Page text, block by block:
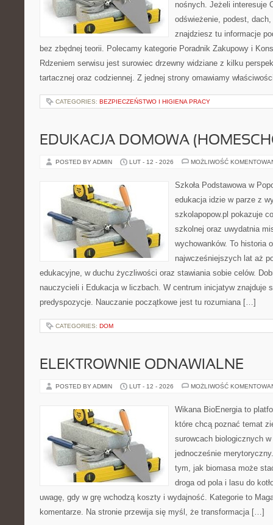
nośnych. Jeżeli interesuje
odświeżenie, podest,
znajdziesz tu informacje
bez zbędnej teorii. Polecamy kategorie Poradnik Zakupowy i
Rdzeniem serwisu jest surowiec drzewny widziane z kilku
tartacznej oraz codziennej. Z jednej strony omawiamy
CATEGORIES: BEZPIECZEŃSTWO I HIGIENA PRACY
EDUKACJA DOMOWA
POSTED BY ADMIN LUT - 12 - 2026 MOŻLIWOŚĆ
Szkoła Podstawowa w
edukacja idzie w parze z
szkolapopow.pl pokazuje
szkolnej oraz uwydatnia
wychowanków. To historia
najwcześniejszych lat aż
edukacyjne, w duchu życzliwości oraz stawiania sobie celów.
nauczycieli i Edukacja w liczbach. W centrum inicjatyw znajduje
predyspozycje. Nauczanie początkowe jest tu rozumiana […]
CATEGORIES: DOM
ELEKTROWNIE ODNAWIALNE
POSTED BY ADMIN LUT - 12 - 2026 MOŻLIWOŚĆ
Wikana BioEnergia to
które chcą poznać temat
surowcach biologicznych
jednocześnie
tym, jak biomasa może
droga od pola i lasu do
uwagę, gdy w grę wchodzą koszty i wydajność. Kategorie to
komentarze. Na stronie przewija się myśl, że transformacja […]